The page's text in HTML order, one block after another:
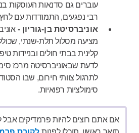
עוברים גם סדנאות העוסקות
רבי נפגעים, התמודדות עם
אוניברסיטת בן-גוריון -
מציעה מסלול תלת-שנתי,
קלינית בבתי חולים ובניידות
לדעת שבאוניברסיטה מרכז
לתרגול צוותי חירום, שבו
סימולציות רפואיות.
אם אתם רוצים להיות פרמדיקים אבל